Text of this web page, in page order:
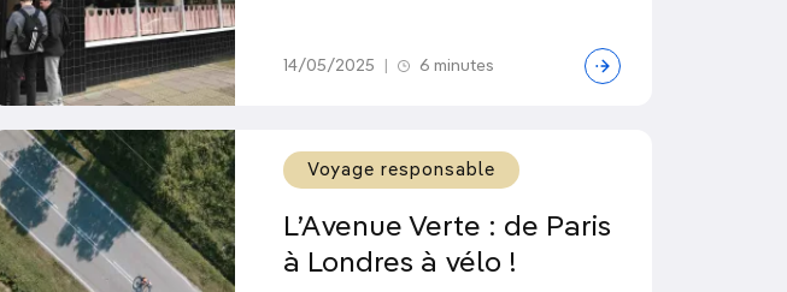
14/05/2025 6 minutes
Voyage responsable
L’Avenue Verte : de Paris
à Londres à vélo !